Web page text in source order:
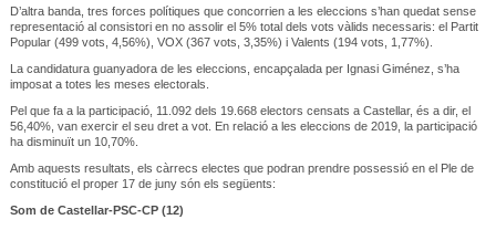
D’altra banda, tres forces polítiques que concorrien a les eleccions s’han quedat sense
representació al consistori en no assolir el 5% total dels vots vàlids necessaris: el Partit
Popular (499 vots, 4,56%), VOX (367 vots, 3,35%) i Valents (194 vots, 1,77%).
La candidatura guanyadora de les eleccions, encapçalada per Ignasi Giménez, s’ha
imposat a totes les meses electorals.
Pel que fa a la participació, 11.092 dels 19.668 electors censats a Castellar, és a dir, el
56,40%, van exercir el seu dret a vot. En relació a les eleccions de 2019, la participació
ha disminuït un 10,70%.
Amb aquests resultats, els càrrecs electes que podran prendre possessió en el Ple de
constitució el proper 17 de juny són els següents:
Som de Castellar-PSC-CP (12)